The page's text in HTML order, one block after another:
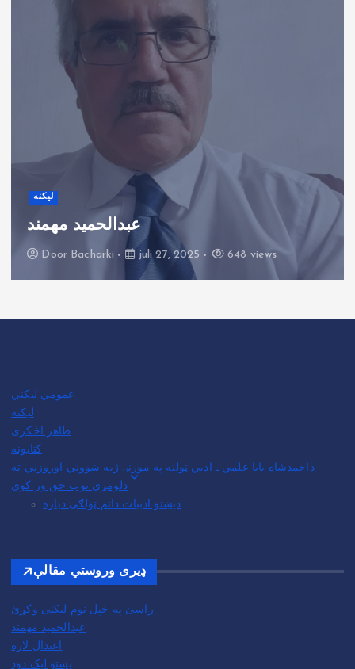
لیکنه
عبدالحمید مهمند
Door Bacharki juli 27, 2025 648 views
عمومي لیکني
لیکنه
طاهر اڅکزی
کتابونه
داحمدشاه بابا علمي ـ ادبي ټولنه په مورنۍ ژبه ښووني اوروزني ته
دلومړي توب حق ور کوي
دپښتو ادبیات داتم ټولګی دپاره
ډیری وروستي مقالې
راسئ په خپل نوم لیکنی وکړئ
عبدالحمید مهمند
اعتدال لاره
پښتو لیک دود